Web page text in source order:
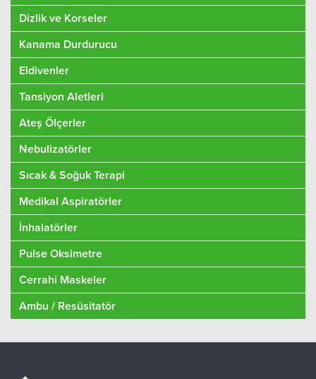
Dizlik ve Korseler
Kanama Durdurucu
Eldivenler
Tansiyon Aletleri
Ateş Ölçerler
Nebulizatörler
Sıcak & Soğuk Terapi
Medikal Aspiratörler
İnhalatörler
Pulse Oksimetre
Cerrahi Maskeler
Ambu / Resüsitatör